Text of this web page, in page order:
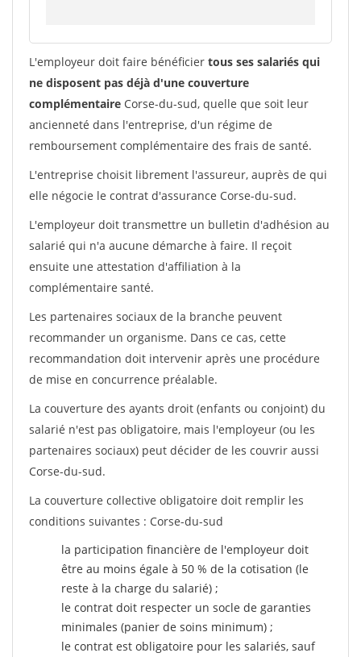
L'employeur doit faire bénéficier tous ses salariés qui
ne disposent pas déjà d'une couverture
complémentaire Corse-du-sud, quelle que soit leur
ancienneté dans l'entreprise, d'un régime de
remboursement complémentaire des frais de santé.
L'entreprise choisit librement l'assureur, auprès de qui
elle négocie le contrat d'assurance Corse-du-sud.
L'employeur doit transmettre un bulletin d'adhésion au
salarié qui n'a aucune démarche à faire. Il reçoit
ensuite une attestation d'affiliation à la
complémentaire santé.
Les partenaires sociaux de la branche peuvent
recommander un organisme. Dans ce cas, cette
recommandation doit intervenir après une procédure
de mise en concurrence préalable.
La couverture des ayants droit (enfants ou conjoint) du
salarié n'est pas obligatoire, mais l'employeur (ou les
partenaires sociaux) peut décider de les couvrir aussi
Corse-du-sud.
La couverture collective obligatoire doit remplir les
conditions suivantes : Corse-du-sud
la participation financière de l'employeur doit
être au moins égale à 50 % de la cotisation (le
reste à la charge du salarié) ;
le contrat doit respecter un socle de garanties
minimales (panier de soins minimum) ;
le contrat est obligatoire pour les salariés, sauf